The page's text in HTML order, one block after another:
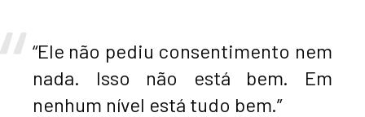
“Ele não pediu consentimento nem
nada. Isso não está bem. Em
nenhum nível está tudo bem.”